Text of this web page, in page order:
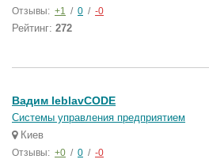
Отзывы: +1 / 0 / -0
Рейтинг: 272
Вадим leblavCODE
Системы управления предприятием
Киев
Отзывы: +0 / 0 / -0